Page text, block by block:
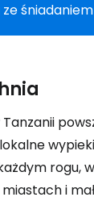
śniadaniem
rogu,
i